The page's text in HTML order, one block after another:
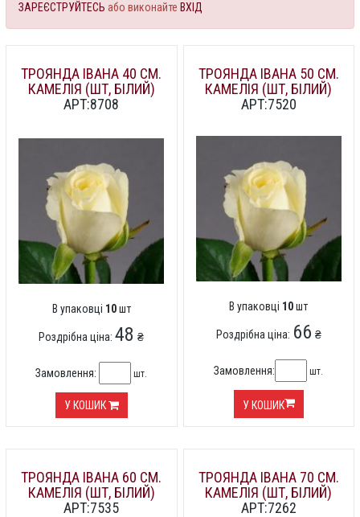
ЗАРЕЄСТРУЙТЕСЬ або виконайте ВХІД
ТРОЯНДА ІВАНА 40 СМ.
КАМЕЛІЯ (ШТ, БІЛИЙ)
АРТ:8708
В упаковці 10шт
Роздрібна ціна:48 ₴
Замовлення: шт.
У КОШИК
ТРОЯНДА ІВАНА 50 СМ.
КАМЕЛІЯ (ШТ, БІЛИЙ)
АРТ:7520
В упаковці 10шт
Роздрібна ціна: 66 ₴
Замовлення: шт.
У КОШИК
ТРОЯНДА ІВАНА 60 СМ.
КАМЕЛІЯ (ШТ, БІЛИЙ)
АРТ:7535
ТРОЯНДА ІВАНА 70 СМ.
КАМЕЛІЯ (ШТ, БІЛИЙ)
АРТ:7262